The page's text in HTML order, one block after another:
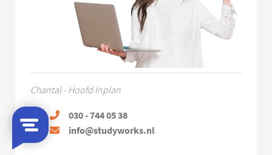
Chantal - Hoofd Inplan
030 - 744 05 38
info@studyworks.nl